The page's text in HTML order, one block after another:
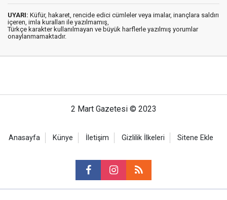
UYARI: Küfür, hakaret, rencide edici cümleler veya imalar, inançlara saldırı
içeren, imla kuralları ile yazılmamış,
Türkçe karakter kullanılmayan ve büyük harflerle yazılmış yorumlar
onaylanmamaktadır.
2 Mart Gazetesi © 2023
Anasayfa Künye İletişim Gizlilik İlkeleri Sitene Ekle